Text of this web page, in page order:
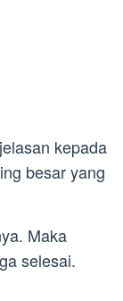
kepada
besar yang
Maka
selesai.